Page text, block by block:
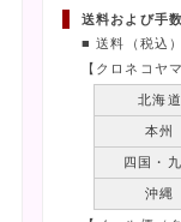
送料および手
■ 送料（税込
【クロネコヤ
北海道
本州
四国・
沖縄